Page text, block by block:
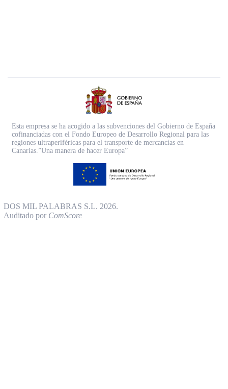
Esta empresa se ha acogido a las subvenciones del Gobierno de España
cofinanciadas con el Fondo Europeo de Desarrollo Regional para las
regiones ultraperiféricas para el transporte de mercancías en
Canarias.”Una manera de hacer Europa”
DOS MIL PALABRAS S.L. 2026.
Auditado por ComScore